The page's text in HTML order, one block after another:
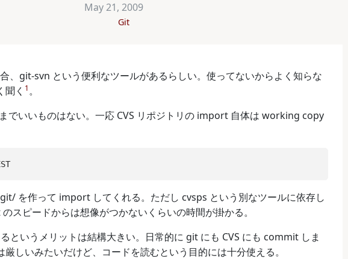
May 21, 2009
Git
、git-svn という便利なツールがあるらしい。使ってないからよく知らな
く 1。
でいいものはない。一応 CVS リポジトリの import 自体は working copy
を作って import してくれる。ただし cvsps という別なツールに依存し
スピードからは想像がつかないくらいの時間が掛かる。
というメリットは結構大きい。日常的に git にも CVS にも commit しま
しいみたいだけど、コードを読むという目的には十分使える。